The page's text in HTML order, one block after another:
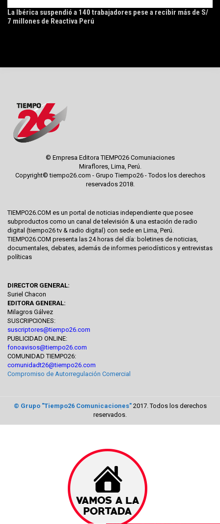
La Ibérica suspendió a 140 trabajadores pese a recibir más de S/
7 millones de Reactiva Perú
© Empresa Editora TIEMPO26 Comuniaciones
Miraflores, Lima, Perú.
Copyright© tiempo26.com - Grupo Tiempo26 - Todos los derechos
reservados 2018.
TIEMPO26.COM es un portal de noticias independiente que posee
subproductos como un canal de televisión & una estación de radio
digital (tiempo26 tv & radio digital) con sede en Lima, Perú.
TIEMPO26.COM presenta las 24 horas del día: boletines de noticias,
documentales, debates, además de informes periodísticos y entrevistas
políticas
DIRECTOR GENERAL:
Suriel Chacon
EDITORA GENERAL:
Milagros Gálvez
SUSCRIPCIONES:
suscriptores@tiempo26.com
PUBLICIDAD ONLINE:
fonoavisos@tiempo26.com
COMUNIDAD TIEMPO26:
comunidadt26@tiempo26.com
Compromiso de Autorregulación Comercial
© Grupo "Tiempo26 Comunicaciones"2017. Todos los derechos
reservados.